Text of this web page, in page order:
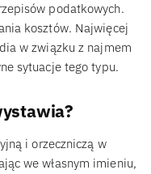
podatkowych.
kosztów. Najwięcej
w związku z najmem
sytuacje tego typu.
i orzeczniczą w
we własnym imieniu,